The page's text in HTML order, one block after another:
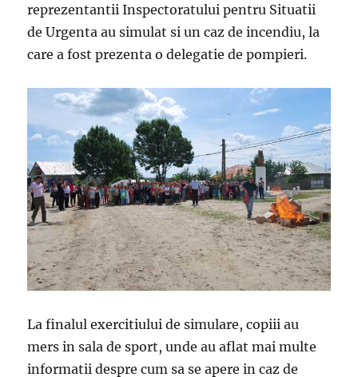
reprezentantii Inspectoratului pentru Situatii
de Urgenta au simulat si un caz de incendiu, la
care a fost prezenta o delegatie de pompieri.
La finalul exercitiului de simulare, copiii au
mers in sala de sport, unde au aflat mai multe
informatii despre cum sa se apere in caz de